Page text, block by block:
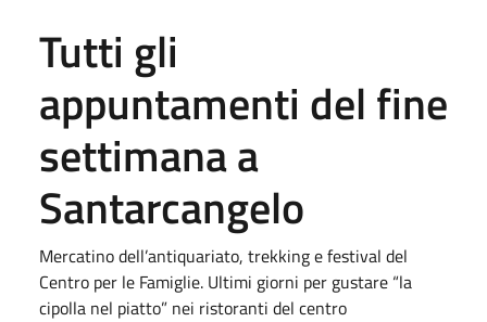
Tutti gli
appuntamenti del fine
settimana a
Santarcangelo
Mercatino dell’antiquariato, trekking e festival del
Centro per le Famiglie. Ultimi giorni per gustare “la
cipolla nel piatto” nei ristoranti del centro